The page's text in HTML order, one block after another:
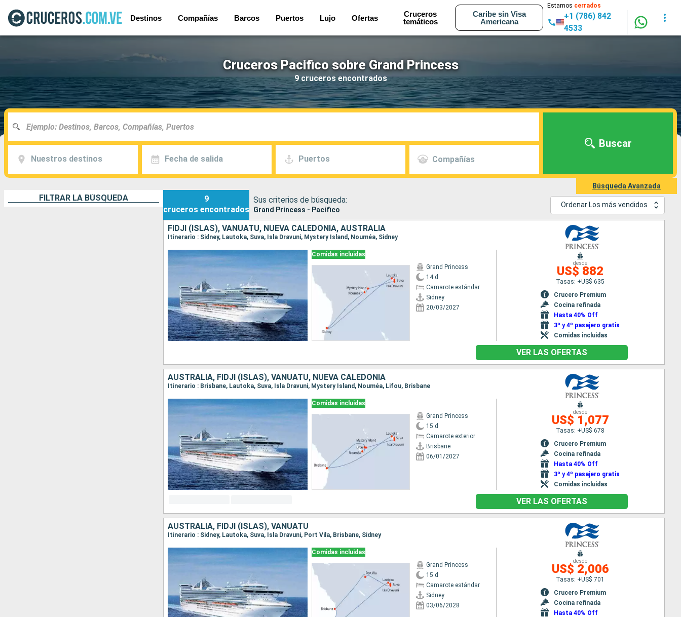
Destinos Compañías Barcos Puertos Lujo Ofertas
Cruceros
temáticos
Caribe sin Visa
Americana
Estamos cerrados
+1 (786) 842
4533
Cruceros Pacifico sobre Grand Princess
9 cruceros encontrados
Nuestros destinos Fecha de salida Puertos Compañías
Buscar
Búsqueda Avanzada
FILTRAR LA BÚSQUEDA
9
cruceros encontrados
Sus criterios de búsqueda:
Grand Princess - Pacifico
Ordenar Los más vendidos
FIDJI (ISLAS), VANUATU, NUEVA CALEDONIA, AUSTRALIA
Itinerario : Sidney, Lautoka, Suva, Isla Dravuni, Mystery Island, Nouméa, Sidney
Comidas incluidas
Grand Princess
14 d
Camarote estándar
Sidney
20/03/2027
desde
US$ 882
Tasas: +US$ 635
Crucero Premium
Cocina refinada
Hasta 40% Off
3º y 4º pasajero gratis
Comidas incluidas
VER LAS OFERTAS
AUSTRALIA, FIDJI (ISLAS), VANUATU, NUEVA CALEDONIA
Itinerario : Brisbane, Lautoka, Suva, Isla Dravuni, Mystery Island, Nouméa, Lifou, Brisbane
Comidas incluidas
Grand Princess
15 d
Camarote exterior
Brisbane
06/01/2027
desde
US$ 1,077
Tasas: +US$ 678
Crucero Premium
Cocina refinada
Hasta 40% Off
3º y 4º pasajero gratis
Comidas incluidas
VER LAS OFERTAS
AUSTRALIA, FIDJI (ISLAS), VANUATU
Itinerario : Sidney, Lautoka, Suva, Isla Dravuni, Port Vila, Brisbane, Sidney
Comidas incluidas
Grand Princess
15 d
Camarote estándar
Sidney
03/06/2028
desde
US$ 2,006
Tasas: +US$ 701
Crucero Premium
Cocina refinada
Hasta 40% Off